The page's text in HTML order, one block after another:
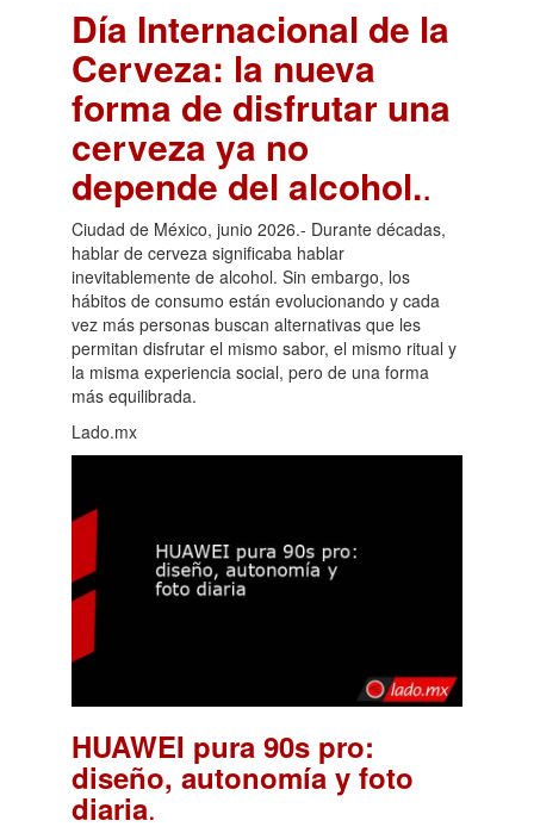
Día Internacional de la
Cerveza: la nueva
forma de disfrutar una
cerveza ya no
depende del alcohol..
Ciudad de México, junio 2026.- Durante décadas,
hablar de cerveza significaba hablar
inevitablemente de alcohol. Sin embargo, los
hábitos de consumo están evolucionando y cada
vez más personas buscan alternativas que les
permitan disfrutar el mismo sabor, el mismo ritual y
la misma experiencia social, pero de una forma
más equilibrada.
Lado.mx
HUAWEI pura 90s pro:
diseño, autonomía y foto
diaria.